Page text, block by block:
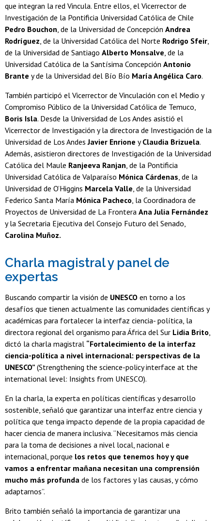
que integran la red Vincula. Entre ellos, el Vicerrector de
Investigación de la Pontificia Universidad Católica de Chile
Pedro Bouchon , de la Universidad de Concepción Andrea
Rodríguez , de la Universidad Católica del Norte Rodrigo Sfeir
de la Universidad de Santiago Alberto Monsalve , de la
Universidad Católica de la Santísima Concepción Antonio
Brante y de la Universidad del Bío Bío María Angélica Caro.
También participó el Vicerrector de Vinculación con el Medio y
Compromiso Público de la Universidad Católica de Temuco,
Boris Isla. Desde la Universidad de Los Andes asistió el
Vicerrector de Investigación y la directora de Investigación de la
Universidad de Los AndesJavier Enrione yClaudia Brizuela.
Además, asistieron directores de Investigación de la Universidad
Católica del Maule Ranjeeva Ranjan , de la Pontificia
Universidad Católica de Valparaíso Mónica Cárdenas , de la
Universidad de O’Higgins Marcela Valle , de la Universidad
Federico Santa María Mónica Pacheco , la Coordinadora de
Proyectos de Universidad de La Frontera Ana Julia Fernández
y la Secretaria Ejecutiva del Consejo Futuro del Senado,
Carolina Muñoz.
Charla magistral y panel de
expertas
Buscando compartir la visión de UNESCO en torno a los
desafíos que tienen actualmente las comunidades científicas y
académicas para fortalecer la interfaz ciencia- política, la
directora regional del organismo para África del Sur Lidia Brito
dictó la charla magistral “Fortalecimiento de la interfaz
ciencia-política a nivel internacional: perspectivas de la
UNESCO” (Strengthening the science-policy interface at the
international level: Insights from UNESCO).
En la charla, la experta en políticas científicas y desarrollo
sostenible, señaló que garantizar una interfaz entre ciencia y
política que tenga impacto depende de la propia capacidad de
hacer ciencia de manera inclusiva. “Necesitamos más ciencia
para la toma de decisiones a nivel local, nacional e
internacional, porque los retos que tenemos hoy y que
vamos a enfrentar mañana necesitan una comprensión
mucho más profunda de los factores y las causas, y cómo
adaptarnos”.
Brito también señaló la importancia de garantizar una